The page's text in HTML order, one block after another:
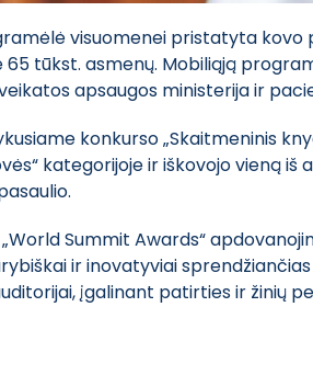
visuomenei pristatyta kovo
tūkst. asmenų. Mobiliąją
apsaugos ministerija ir
konkurso „Skaitmeninis
kategorijoje ir iškovojo vieną
Summit Awards“
ir inovatyviai
įgalinant patirties ir žinių